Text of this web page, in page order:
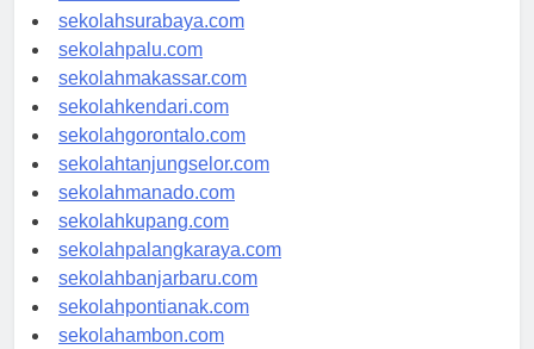
sekolahmataram.com
sekolahsurabaya.com
sekolahpalu.com
sekolahmakassar.com
sekolahkendari.com
sekolahgorontalo.com
sekolahtanjungselor.com
sekolahmanado.com
sekolahkupang.com
sekolahpalangkaraya.com
sekolahbanjarbaru.com
sekolahpontianak.com